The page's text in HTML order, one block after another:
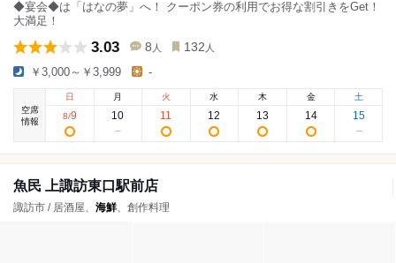
◆宴会◆は「はなの夢」へ！ クーポン券の利用でお得な割引きをGet！
大満足！
3.03 8 人 132 人
￥3,000～￥3,999 -
空席
情報
日
8/9
月
10
火
11
水
12
木
13
金
14
土
15
魚民 上諏訪東口駅前店
諏訪市 / 居酒屋、 海鮮、創作料理